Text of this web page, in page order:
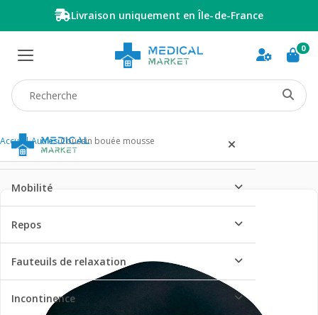
Livraison uniquement en Île-de-France
Recherche produit
0
Mobilité
Repos
Fauteuils de relaxation
Incontinence
Accueil/Autres/Coussin bouée mousse